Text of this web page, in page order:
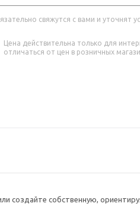
свяжутся с вами и уточнят
Цена действительна только для
отличаться от цен в розничных
собственную,